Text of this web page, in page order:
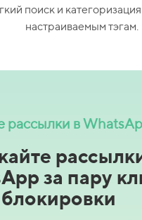
поиск и
настраиваемым тэгам.
рассылки в
за пару